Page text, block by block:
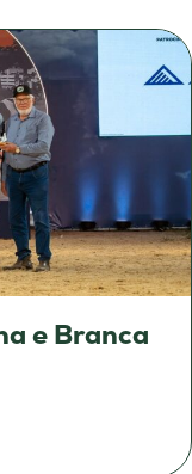
e Branca